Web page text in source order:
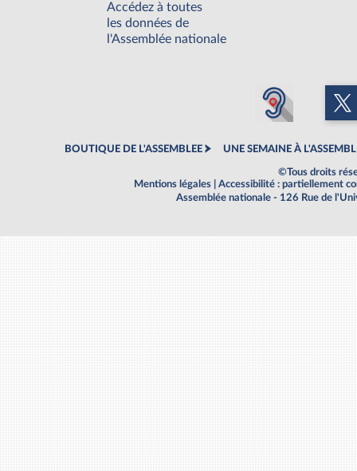
Accédez à toutes
les données de
l'Assemblée nationale
BOUTIQUE DE L'ASSEMBLEE UNE SEMAINE À
©Tous droits
Mentions légales
Accessibilité : partiellement
Assemblée nationale - 126 Rue de